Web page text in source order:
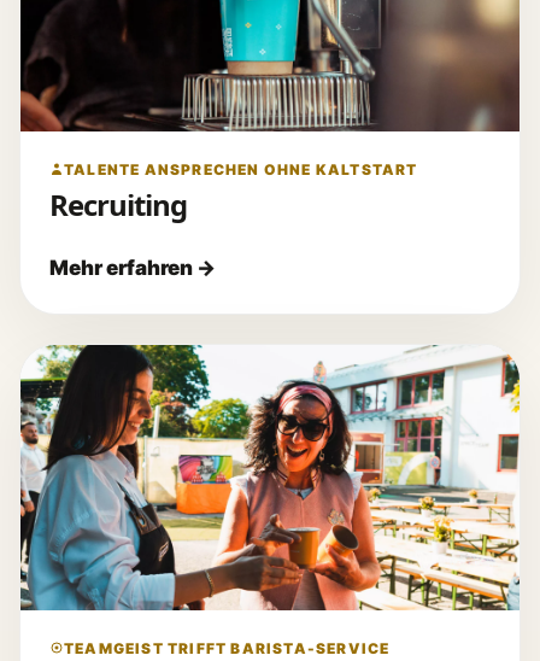
TALENTE ANSPRECHEN OHNE KALTSTART
Recruiting
TEAMGEIST TRIFFT BARISTA-SERVICE